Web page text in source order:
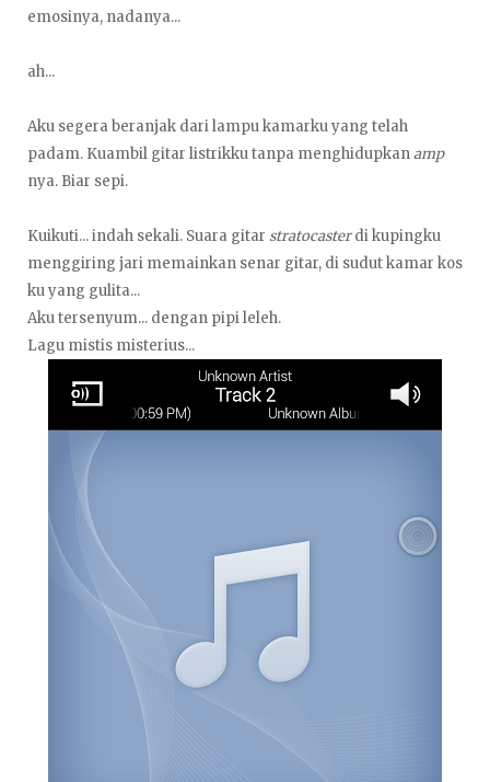
emosinya, nadanya...
ah...
Aku segera beranjak dari lampu kamarku yang telah
padam. Kuambil gitar listrikku tanpa menghidupkanamp
nya. Biar sepi.
Kuikuti... indah sekali. Suara gitar stratocasterdi kupingku
menggiring jari memainkan senar gitar, di sudut kamar kos
ku yang gulita...
Aku tersenyum... dengan pipi leleh.
Lagu mistis misterius...